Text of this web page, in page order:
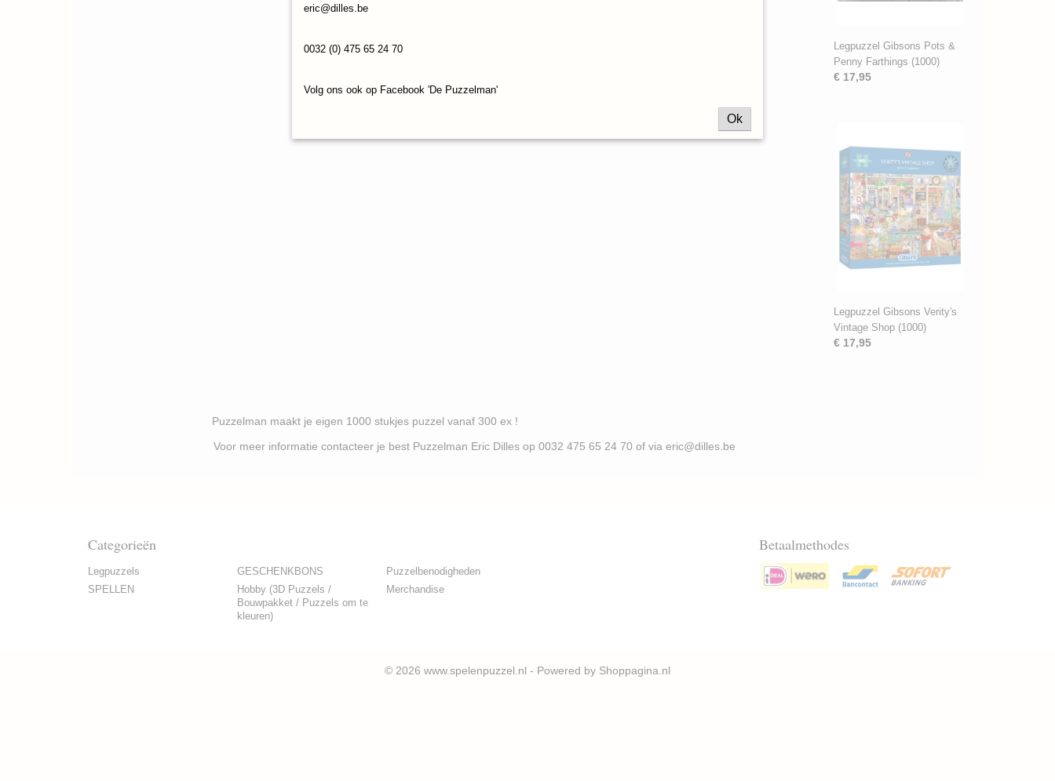
Legpuzzel Gibsons Pots &
Penny Farthings (1000)
€ 17,95
Legpuzzel Gibsons Verity's
Vintage Shop (1000)
€ 17,95
Puzzelman maakt je eigen 1000 stukjes puzzel vanaf 300 ex !
Voor meer informatie contacteer je best Puzzelman Eric Dilles op 0032 475 65 24 70 of via eric@dilles.be
Categorieën
Legpuzzels
SPELLEN
GESCHENKBONS
Hobby (3D Puzzels /
Bouwpakket / Puzzels om te
kleuren)
Puzzelbenodigheden
Merchandise
Betaalmethodes
© 2026 www.spelenpuzzel.nl - Powered by Shoppagina.nl
eric@dilles.be
0032 (0) 475 65 24 70
Volg ons ook op Facebook 'De Puzzelman'
Ok